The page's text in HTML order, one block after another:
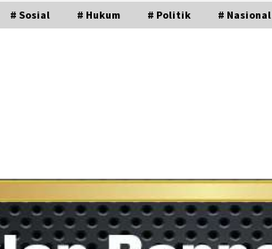
# Sosial # Hukum # Politik # Nasional